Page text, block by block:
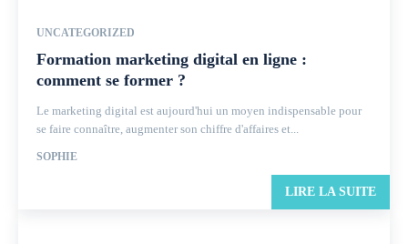
UNCATEGORIZED
Formation marketing digital en ligne :
comment se former ?
Le marketing digital est aujourd'hui un moyen indispensable pour
se faire connaître, augmenter son chiffre d'affaires et...
SOPHIE
LIRE LA SUITE